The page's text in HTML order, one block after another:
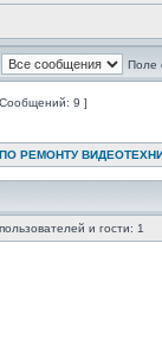
Поле
9 ]
РЕМОНТУ
и гости: 1